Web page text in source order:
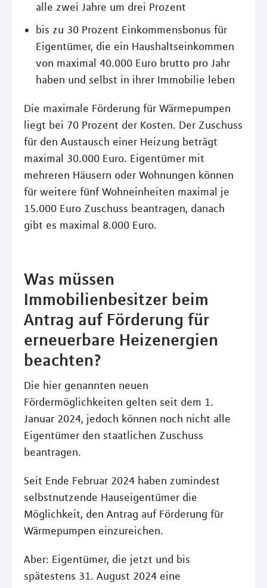
alle zwei Jahre um drei Prozent
bis zu 30 Prozent Einkommensbonus für
Eigentümer, die ein Haushaltseinkommen
von maximal 40.000 Euro brutto pro Jahr
haben und selbst in ihrer Immobilie leben
Die maximale Förderung für Wärmepumpen
liegt bei 70 Prozent der Kosten. Der Zuschuss
für den Austausch einer Heizung beträgt
maximal 30.000 Euro. Eigentümer mit
mehreren Häusern oder Wohnungen können
für weitere fünf Wohneinheiten maximal je
15.000 Euro Zuschuss beantragen, danach
gibt es maximal 8.000 Euro.
Was müssen
Immobilienbesitzer beim
Antrag auf Förderung für
erneuerbare Heizenergien
beachten?
Die hier genannten neuen
Fördermöglichkeiten gelten seit dem 1.
Januar 2024, jedoch können noch nicht alle
Eigentümer den staatlichen Zuschuss
beantragen.
Seit Ende Februar 2024 haben zumindest
selbstnutzende Hauseigentümer die
Möglichkeit, den Antrag auf Förderung für
Wärmepumpen einzureichen.
Aber: Eigentümer, die jetzt und bis
spätestens 31. August 2024 eine